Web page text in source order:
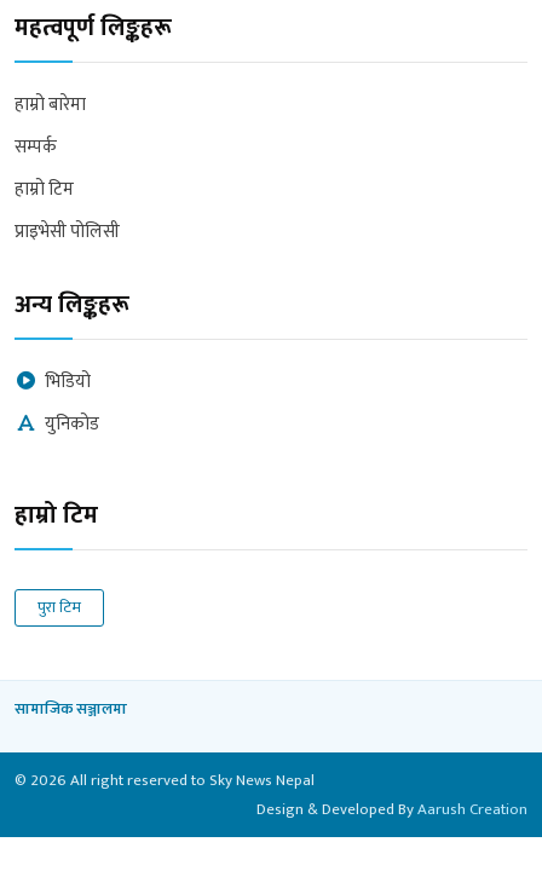
महत्वपूर्ण लिङ्कहरू
हाम्रो बारेमा
सम्पर्क
हाम्रो टिम
प्राइभेसी पोलिसी
अन्य लिङ्कहरू
भिडियो
युनिकोड
हाम्रो टिम
पुरा टिम
सामाजिक सञ्जालमा
© 2026 All right reserved to Sky News Nepal
Design & Developed ByAarush Creation